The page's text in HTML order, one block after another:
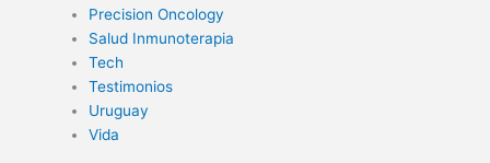
Precision Oncology
Salud Inmunoterapia
Tech
Testimonios
Uruguay
Vida